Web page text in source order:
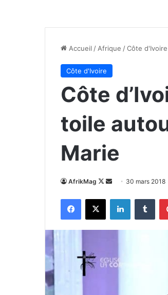
Accueil / Afrique /Côte d'Ivoire
Côte d'Ivoire
Côte
toile
Marie
AfrikMag
Follow
Envoyer
courriel
30 mars 2018
Facebook
X Linkedin